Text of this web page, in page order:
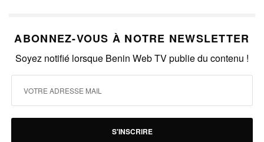
ABONNEZ-VOUS À NOTRE NEWSLETTER
Soyez notifié lorsque Benin Web TV publie du contenu !
S'INSCRIRE